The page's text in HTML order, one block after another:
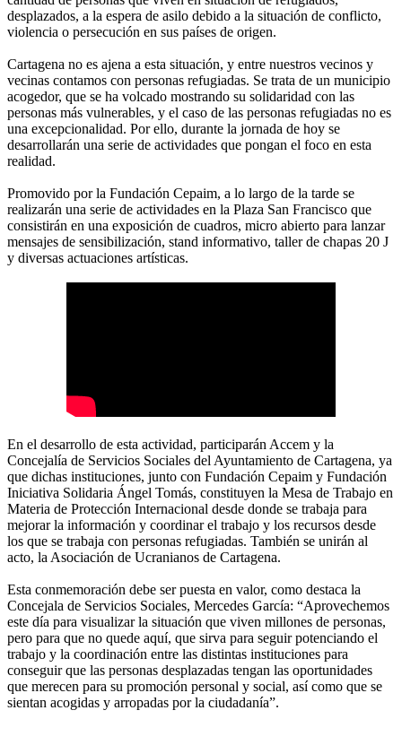
desplazados, a la espera de asilo debido a la situación de conflicto,
violencia o persecución en sus países de origen.
Cartagena no es ajena a esta situación, y entre nuestros vecinos y
vecinas contamos con personas refugiadas. Se trata de un municipio
acogedor, que se ha volcado mostrando su solidaridad con las
personas más vulnerables, y el caso de las personas refugiadas no es
una excepcionalidad. Por ello, durante la jornada de hoy se
desarrollarán una serie de actividades que pongan el foco en esta
realidad.
Promovido por la Fundación Cepaim, a lo largo de la tarde se
realizarán una serie de actividades en la Plaza San Francisco que
consistirán en una exposición de cuadros, micro abierto para lanzar
mensajes de sensibilización, stand informativo, taller de chapas 20 J
y diversas actuaciones artísticas.
En el desarrollo de esta actividad, participarán Accem y la
Concejalía de Servicios Sociales del Ayuntamiento de Cartagena, ya
que dichas instituciones, junto con Fundación Cepaim y Fundación
Iniciativa Solidaria Ángel Tomás, constituyen la Mesa de Trabajo en
Materia de Protección Internacional desde donde se trabaja para
mejorar la información y coordinar el trabajo y los recursos desde
los que se trabaja con personas refugiadas. También se unirán al
acto, la Asociación de Ucranianos de Cartagena.
Esta conmemoración debe ser puesta en valor, como destaca la
Concejala de Servicios Sociales, Mercedes García: “Aprovechemos
este día para visualizar la situación que viven millones de personas,
pero para que no quede aquí, que sirva para seguir potenciando el
trabajo y la coordinación entre las distintas instituciones para
conseguir que las personas desplazadas tengan las oportunidades
que merecen para su promoción personal y social, así como que se
sientan acogidas y arropadas por la ciudadanía”.